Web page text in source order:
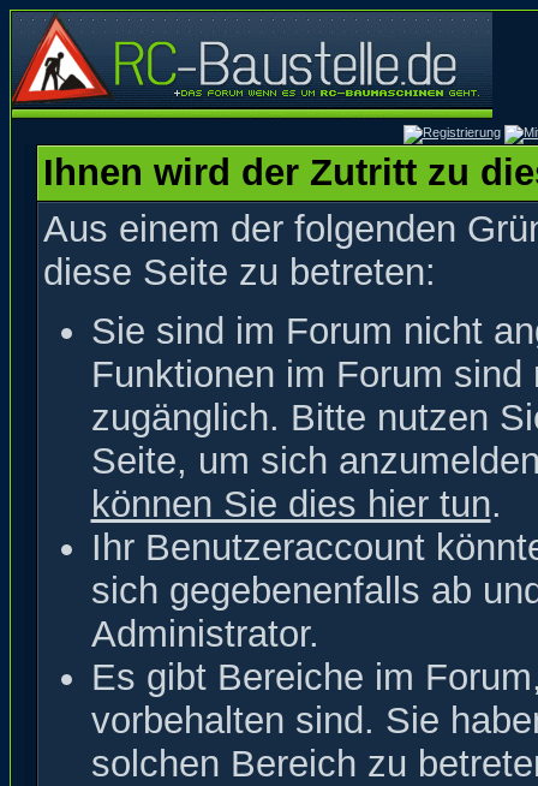
Ihnen wird der Zutritt zu
Aus einem der folgenden
diese Seite zu betreten:
Sie sind im Forum nicht
Funktionen im Forum
zugänglich. Bitte nutzen
Seite, um sich
können Sie dies hier tun.
Ihr Benutzeraccount
sich gegebenenfalls ab
Administrator.
Es gibt Bereiche im
vorbehalten sind. Sie
solchen Bereich zu